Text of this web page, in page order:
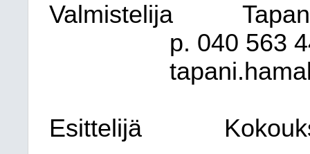
Valmistelija
p. 040 563
Esittelijä